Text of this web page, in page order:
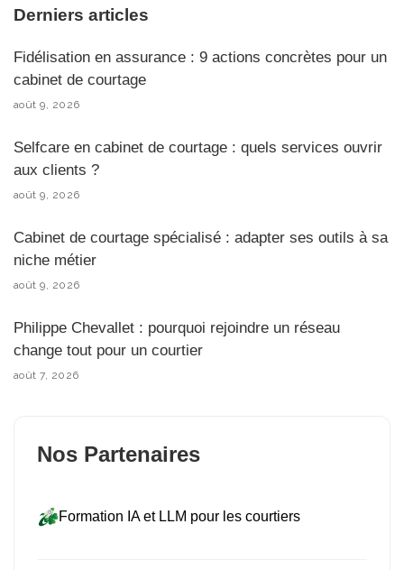
Derniers articles
Fidélisation en assurance : 9 actions concrètes pour un
cabinet de courtage
août 9, 2026
Selfcare en cabinet de courtage : quels services ouvrir
aux clients ?
août 9, 2026
Cabinet de courtage spécialisé : adapter ses outils à sa
niche métier
août 9, 2026
Philippe Chevallet : pourquoi rejoindre un réseau
change tout pour un courtier
août 7, 2026
Nos Partenaires
Formation IA et LLM pour les courtiers